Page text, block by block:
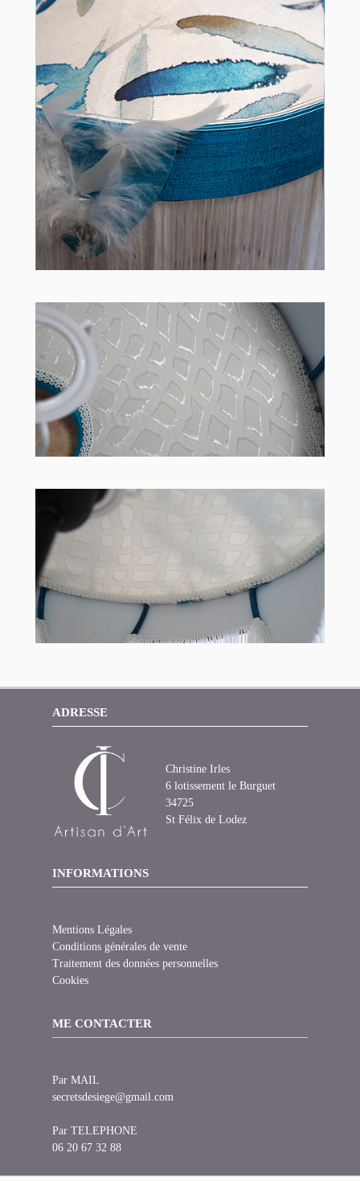
ADRESSE
Christine Irles
6 lotissement le Burguet
34725
St Félix de Lodez
INFORMATIONS
Mentions Légales
Conditions générales de vente
Traitement des données personnelles
Cookies
ME CONTACTER
Par MAIL
secretsdesiege@gmail.com
Par TELEPHONE
06 20 67 32 88